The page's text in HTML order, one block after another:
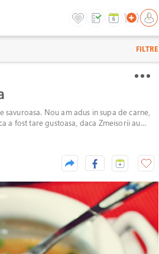
FILTRE
Nou am adus in supa de carne,
a fost tare gustoasa, daca Zmeisorii au